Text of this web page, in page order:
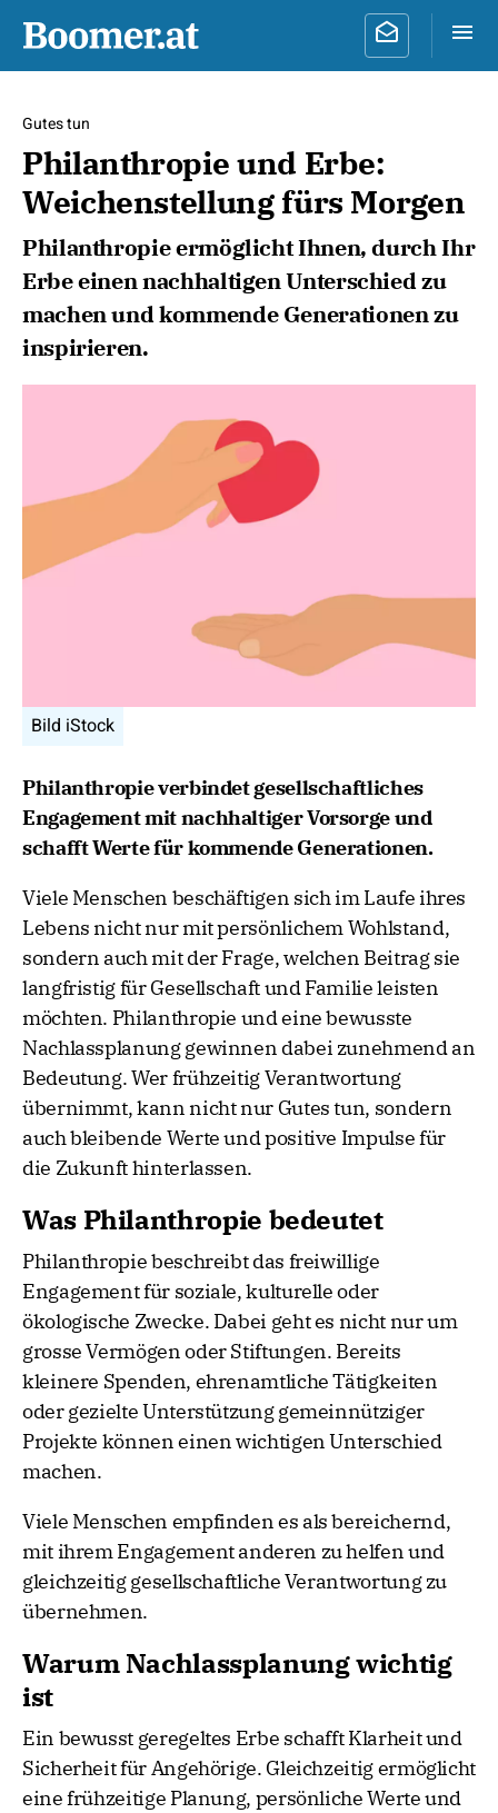
Gutes tun
Philanthropie und Erbe:
Weichenstellung fürs Morgen
Philanthropie ermöglicht Ihnen, durch Ihr
Erbe einen nachhaltigen Unterschied zu
machen und kommende Generationen zu
inspirieren.
Bild iStock
Philanthropie verbindet gesellschaftliches
Engagement mit nachhaltiger Vorsorge und
schafft Werte für kommende Generationen.
Viele Menschen beschäftigen sich im Laufe ihres
Lebens nicht nur mit persönlichem Wohlstand,
sondern auch mit der Frage, welchen Beitrag sie
langfristig für Gesellschaft und Familie leisten
möchten. Philanthropie und eine bewusste
Nachlassplanung gewinnen dabei zunehmend an
Bedeutung. Wer frühzeitig Verantwortung
übernimmt, kann nicht nur Gutes tun, sondern
auch bleibende Werte und positive Impulse für
die Zukunft hinterlassen.
Was Philanthropie bedeutet
Philanthropie beschreibt das freiwillige
Engagement für soziale, kulturelle oder
ökologische Zwecke. Dabei geht es nicht nur um
grosse Vermögen oder Stiftungen. Bereits
kleinere Spenden, ehrenamtliche Tätigkeiten
oder gezielte Unterstützung gemeinnütziger
Projekte können einen wichtigen Unterschied
machen.
Viele Menschen empfinden es als bereichernd,
mit ihrem Engagement anderen zu helfen und
gleichzeitig gesellschaftliche Verantwortung zu
übernehmen.
Warum Nachlassplanung wichtig
ist
Ein bewusst geregeltes Erbe schafft Klarheit und
Sicherheit für Angehörige. Gleichzeitig ermöglicht
eine frühzeitige Planung, persönliche Werte und